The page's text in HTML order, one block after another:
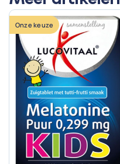
Onze keuze